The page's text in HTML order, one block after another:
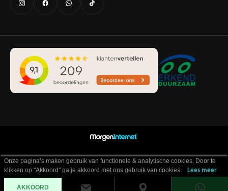
Onze pagina’s maken gebruik van functionele & analytische cookies. Door te
klikken op "Akkoord" ga je akkoord met ons gebruik van cookies.
Lees meer
AKKOORD